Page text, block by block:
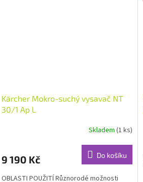
Kärcher Mokro-suchý vysavač NT
30/1 Ap L
Skladem (1 ks)
9 190 Kč Do košíku
OBLASTI POUŽITÍ Různorodé možnosti